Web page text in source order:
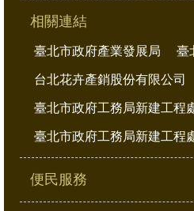
相關連結
臺北市政府產業發展局 臺
台北花卉產銷股份有限公司
臺北市政府工務局新建工程
臺北市政府工務局新建工程
便民服務